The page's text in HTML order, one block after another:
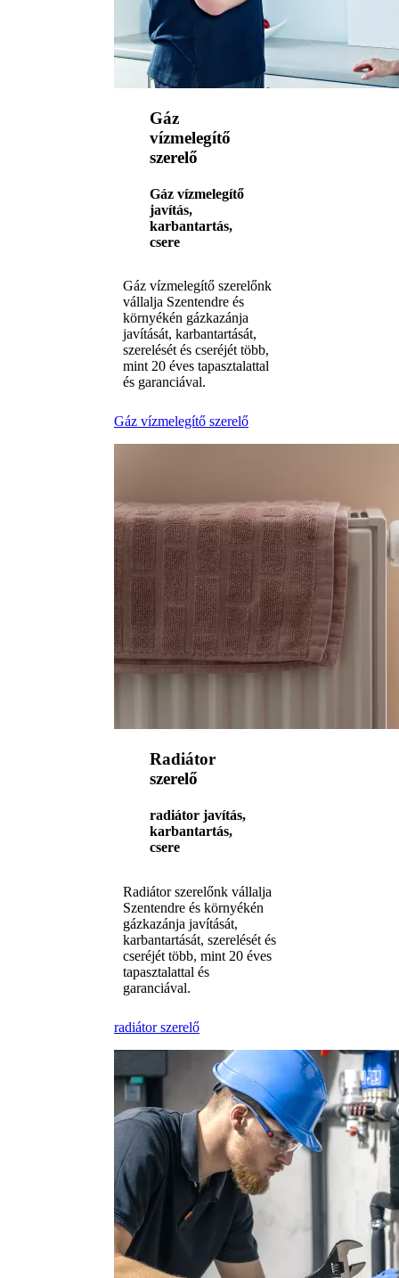
Gáz
vízmelegítő
szerelő
Gáz vízmelegítő
javítás,
karbantartás,
csere
Gáz vízmelegítő szerelőnk
vállalja Szentendre és
környékén gázkazánja
javítását, karbantartását,
szerelését és cseréjét több,
mint 20 éves tapasztalattal
és garanciával.
Gáz vízmelegítő szerelő
Radiátor
szerelő
radiátor javítás,
karbantartás,
csere
Radiátor szerelőnk vállalja
Szentendre és környékén
gázkazánja javítását,
karbantartását, szerelését és
cseréjét több, mint 20 éves
tapasztalattal és
garanciával.
radiátor szerelő